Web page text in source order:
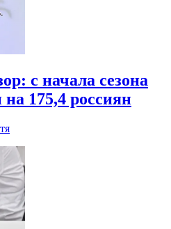
с начала сезона
175,4 россиян